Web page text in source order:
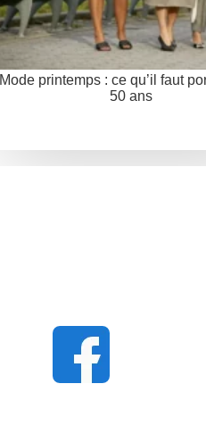
Mode printemps : ce qu’il faut
50 ans